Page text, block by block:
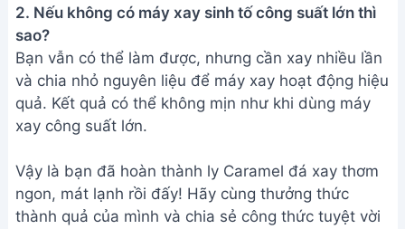
2. Nếu không có máy xay sinh tố công suất lớn thì
sao?
Bạn vẫn có thể làm được, nhưng cần xay nhiều lần
và chia nhỏ nguyên liệu để máy xay hoạt động hiệu
quả. Kết quả có thể không mịn như khi dùng máy
xay công suất lớn.
Vậy là bạn đã hoàn thành ly Caramel đá xay thơm
ngon, mát lạnh rồi đấy! Hãy cùng thưởng thức
thành quả của mình và chia sẻ công thức tuyệt vời